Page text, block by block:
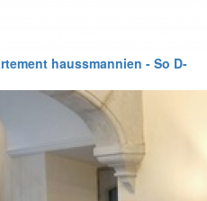
haussmannien - So D-